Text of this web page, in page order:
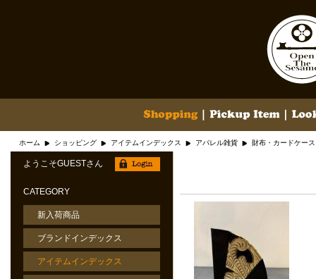
ホーム ショッピング アイテムインデックス アパレル雑貨 財布・カードケース
ようこそGUESTさん
CATEGORY
新入荷商品
ブランドインデックス
アイテムインデックス